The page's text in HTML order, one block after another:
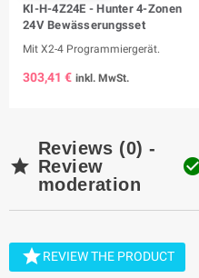
KI-H-4Z24E - Hunter 4-Zonen
24V Bewässerungsset
Mit X2-4 Programmiergerät.
303,41 € inkl. MwSt.

Reviews (0) -
Review
moderation
REVIEW THE PRODUCT